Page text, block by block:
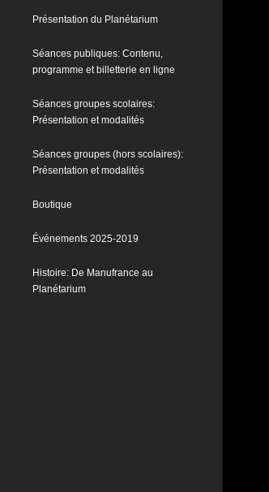
Présentation du Planétarium
Séances publiques: Contenu,
programme et billetterie en ligne
Séances groupes scolaires:
Présentation et modalités
Séances groupes (hors scolaires):
Présentation et modalités
Boutique
Événements 2025-2019
Histoire: De Manufrance au
Planétarium